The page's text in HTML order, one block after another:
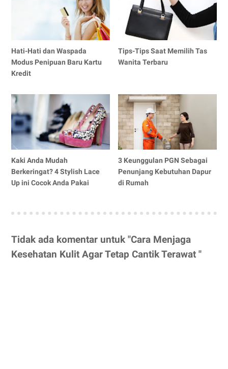
Hati-Hati dan Waspada
Modus Penipuan Baru Kartu
Kredit
Tips-Tips Saat Memilih Tas
Wanita Terbaru
Kaki Anda Mudah
Berkeringat? 4 Stylish Lace
Up ini Cocok Anda Pakai
3 Keunggulan PGN Sebagai
Penunjang Kebutuhan Dapur
di Rumah
Tidak ada komentar untuk "Cara Menjaga
Kesehatan Kulit Agar Tetap Cantik Terawat "